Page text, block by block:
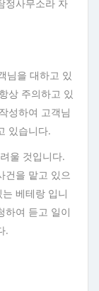
정사무소라 자
님을 대하고 있
상 주의하고 있
성하여 고객님
있습니다.
울 것입니다.
건을 맡고 있으
베테랑 입니
하여 듣고 일이
.